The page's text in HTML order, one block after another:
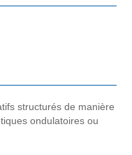
structurés de manière
ondulatoires ou